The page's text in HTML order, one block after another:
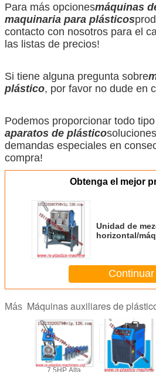
Para más opcionesmáquinas
maquinaria para plásticos
contacto con nosotros para el
las listas de precios!
Si tiene alguna pregunta sobre
plástico, por favor no dude en
Podemos proporcionar todo
aparatos de plástico
demandas especiales en
compra!
Obtenga el mejor
Unidad de
horizontal/
Continuar
Más Máquinas auxiliares de
7.5HP Alta Cargadores de